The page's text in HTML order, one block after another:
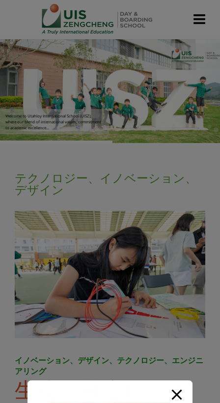
Welcome to Utahloy International School (UISZ),
where our blend of international values, commitment
to academic excellence...
テクノロジー、イノベーション、
デザイン
イノベーション、デザイン、テクノロジー、エンジニ
アリング
生徒が創造し、発